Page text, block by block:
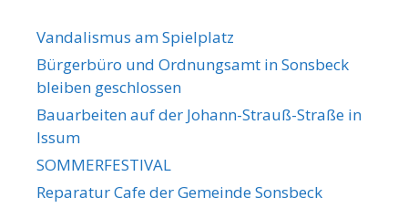
Vandalismus am Spielplatz
Bürgerbüro und Ordnungsamt in Sonsbeck
bleiben geschlossen
Bauarbeiten auf der Johann-Strauß-Straße in
Issum
SOMMERFESTIVAL
Reparatur Cafe der Gemeinde Sonsbeck